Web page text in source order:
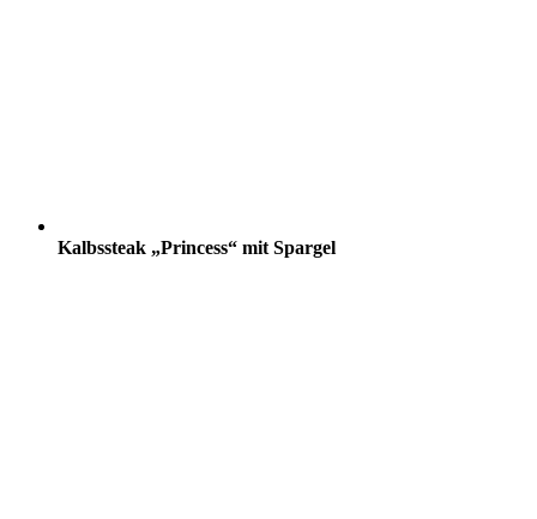
Kalbssteak „Princess“ mit Spargel